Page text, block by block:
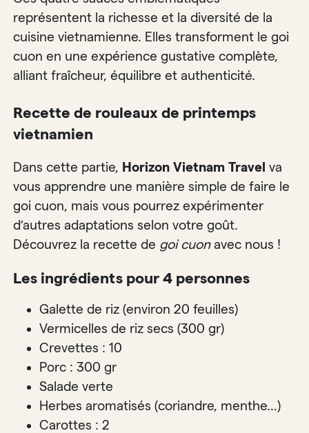
représentent la richesse et la diversité de la
cuisine vietnamienne. Elles transforment le goi
cuon en une expérience gustative complète,
alliant fraîcheur, équilibre et authenticité.
Recette de rouleaux de printemps
vietnamien
Dans cette partie, Horizon Vietnam Travelva
vous apprendre une manière simple de faire le
goi cuon, mais vous pourrez expérimenter
d’autres adaptations selon votre goût.
Découvrez la recette de goi cuonavec nous !
Les ingrédients pour 4 personnes
Galette de riz (environ 20 feuilles)
Vermicelles de riz secs (300 gr)
Crevettes : 10
Porc : 300 gr
Salade verte
Herbes aromatisés (coriandre, menthe…)
Carottes : 2